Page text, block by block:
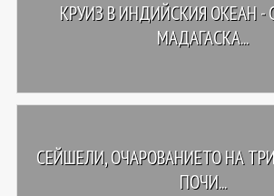
КРУИЗ В ИНДИЙСКИЯ ОКЕАН -
МАДАГАСКА...
СЕЙШЕЛИ, ОЧАРОВАНИЕТО НА
ПОЧИ...